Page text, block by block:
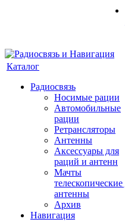
Каталог
Радиосвязь
Носимые рации
Автомобильные
рации
Ретрансляторы
Антенны
Аксессуары для
раций и антенн
Мачты
телескопические
антенны
Архив
Навигация